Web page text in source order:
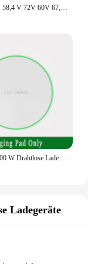
20a 36V 48V 58,4 V 72V 60V 67,2 V 84V 87,6 V Li-Ion Lipo Lifepo4 Lithium-Ladegerät Strom einstellen Schnell ladung 10s 16s 20s 24s
VIKEFON 100 W Drahtlose Ladegerät Pad Für iPhone 16 15 14 13 12 Pro Max Samsung Xiaomi LED Induktion Schnelle drahtlose Ladestation
Ladegeräte